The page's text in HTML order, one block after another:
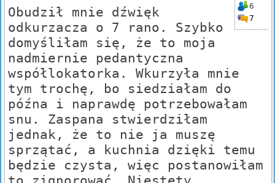
6
7
Obudził mnie dźwięk
odkurzacza o 7 rano. Szybko
domyśliłam się, że to moja
nadmiernie pedantyczna
współlokatorka. Wkurzyła mnie
tym trochę, bo siedziałam do
późna i naprawdę potrzebowałam
snu. Zaspana stwierdziłam
jednak, że to nie ja muszę
sprzątać, a kuchnia dzięki temu
będzie czysta, więc postanowiłam